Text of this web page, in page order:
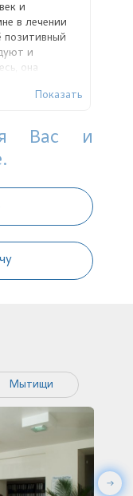
и
в лечении
позитивный
и
она
Показать
Вас и
Мытищи